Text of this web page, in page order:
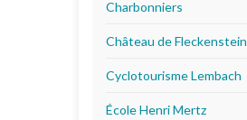
Charbonniers
Château de Fleckenstein
Cyclotourisme Lembach
École Henri Mertz